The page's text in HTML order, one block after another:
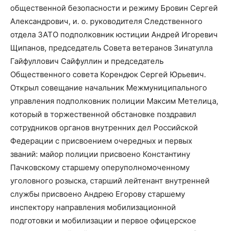
общественной безопасности и режиму Бровин Сергей
Александрович, и. о. руководителя Следственного
отдела ЗАТО подполковник юстиции Андрей Игоревич
Щипанов, председатель Совета ветеранов Зинатулла
Гайфуллович Сайфуллин и председатель
Общественного совета Корендюк Сергей Юрьевич.
Открыл совещание начальник Межмуниципального
управления подполковник полиции Максим Метелица,
который в торжественной обстановке поздравил
сотрудников органов внутренних дел Российской
Федерации с присвоением очередных и первых
званий: майор полиции присвоено Константину
Пачковскому старшему оперуполномоченному
уголовного розыска, старший лейтенант внутренней
службы присвоено Андрею Егорову старшему
инспектору направления мобилизационной
подготовки и мобилизации и первое офицерское